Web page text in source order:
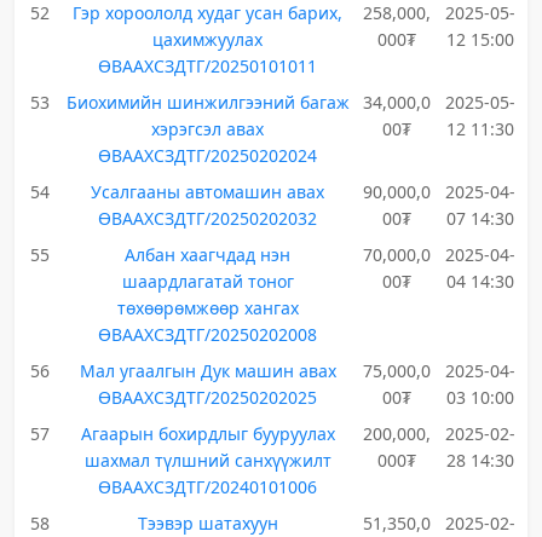
52
Гэр хороололд худаг усан барих,
цахимжуулах
ӨВААХСЗДТГ/20250101011
258,000,
000₮
2025-05-
12 15:00
53
Биохимийн шинжилгээний багаж
хэрэгсэл авах
ӨВААХСЗДТГ/20250202024
34,000,0
00₮
2025-05-
12 11:30
54
Усалгааны автомашин авах
ӨВААХСЗДТГ/20250202032
90,000,0
00₮
2025-04-
07 14:30
55
Албан хаагчдад нэн
шаардлагатай тоног
төхөөрөмжөөр хангах
ӨВААХСЗДТГ/20250202008
70,000,0
00₮
2025-04-
04 14:30
56
Мал угаалгын Дук машин авах
ӨВААХСЗДТГ/20250202025
75,000,0
00₮
2025-04-
03 10:00
57
Агаарын бохирдлыг бууруулах
шахмал түлшний санхүүжилт
ӨВААХСЗДТГ/20240101006
200,000,
000₮
2025-02-
28 14:30
58
Тээвэр шатахуун
51,350,0
2025-02-